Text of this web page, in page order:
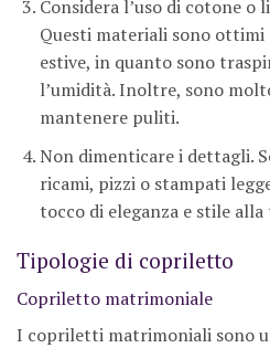
Considera l’uso di cotone
Questi materiali sono
estive, in quanto sono
l’umidità. Inoltre, sono
mantenere puliti.
Non dimenticare i dettagli.
ricami, pizzi o stampati
tocco di eleganza e stile
Tipologie di copriletto
Copriletto matrimoniale
I copriletti matrimoniali sono